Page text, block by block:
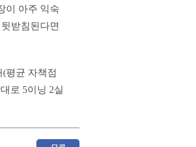
이 아주 익숙
받침된다면
평균 자책점
로 5이닝 2실